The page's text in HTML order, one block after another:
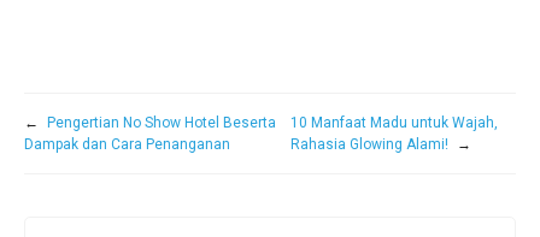
←
Pengertian No Show Hotel Beserta
Dampak dan Cara Penanganan
10 Manfaat Madu untuk Wajah,
Rahasia Glowing Alami!
→